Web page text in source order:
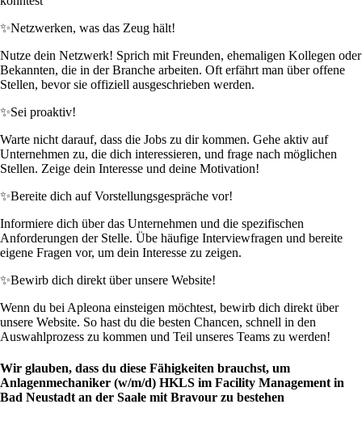
✨Netzwerken, was das Zeug hält!
Nutze dein Netzwerk! Sprich mit Freunden, ehemaligen Kollegen oder
Bekannten, die in der Branche arbeiten. Oft erfährt man über offene
Stellen, bevor sie offiziell ausgeschrieben werden.
✨Sei proaktiv!
Warte nicht darauf, dass die Jobs zu dir kommen. Gehe aktiv auf
Unternehmen zu, die dich interessieren, und frage nach möglichen
Stellen. Zeige dein Interesse und deine Motivation!
✨Bereite dich auf Vorstellungsgespräche vor!
Informiere dich über das Unternehmen und die spezifischen
Anforderungen der Stelle. Übe häufige Interviewfragen und bereite
eigene Fragen vor, um dein Interesse zu zeigen.
✨Bewirb dich direkt über unsere Website!
Wenn du bei Apleona einsteigen möchtest, bewirb dich direkt über
unsere Website. So hast du die besten Chancen, schnell in den
Auswahlprozess zu kommen und Teil unseres Teams zu werden!
Wir glauben, dass du diese Fähigkeiten brauchst, um
Anlagenmechaniker (w/m/d) HKLS im Facility Management in
Bad Neustadt an der Saale mit Bravour zu bestehen